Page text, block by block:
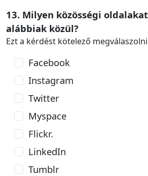
13. Milyen közösségi
alábbiak közül?
Ezt a kérdést kötelező
Facebook
Instagram
Twitter
Myspace
Flickr.
LinkedIn
Tumblr